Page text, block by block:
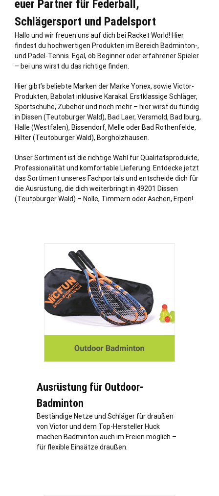
euer Partner für Federball,
Schlägersport und Padelsport
Hallo und wir freuen uns auf dich bei Racket World! Hier
findest du hochwertigen Produkten im Bereich Badminton-,
und Padel-Tennis. Egal, ob Beginner oder erfahrener Spieler
– bei uns wirst du das richtige finden.
Hier gibt’s beliebte Marken der Marke Yonex, sowie Victor-
Produkten, Babolat inklusive Karakal. Erstklassige Schläger,
Sportschuhe, Zubehör und noch mehr – hier wirst du fündig
in Dissen (Teutoburger Wald), Bad Laer, Versmold, Bad Iburg,
Halle (Westfalen), Bissendorf, Melle oder Bad Rothenfelde,
Hilter (Teutoburger Wald), Borgholzhausen
Unser Sortiment ist die richtige Wahl für Qualitätsprodukte,
Professionalität und komfortable Lieferung. Entdecke jetzt
das Sortiment unseres Fachportals und entscheide dich für
die Ausrüstung, die dich weiterbringt in 49201 Dissen
(Teutoburger Wald) – Nolle, Timmern oder Aschen, Erpen!
Ausrüstung für Outdoor-
Badminton
Beständige Netze und Schläger für draußen
von Victor und dem Top-Hersteller Huck
machen Badminton auch im Freien möglich –
für flexible Einsätze draußen.